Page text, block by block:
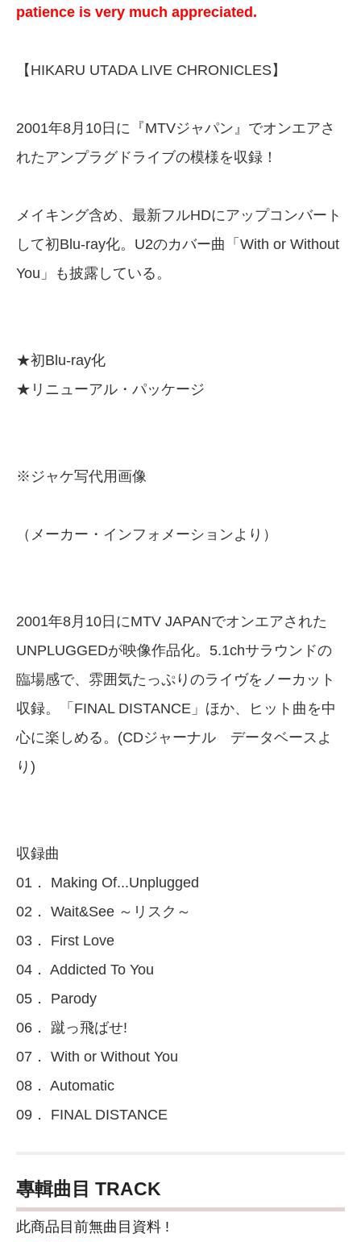
patience is very much appreciated.
【HIKARU UTADA LIVE CHRONICLES】
2001年8月10日に『MTVジャパン』でオンエアさ
れたアンプラグドライブの模様を収録！
メイキング含め、最新フルHDにアップコンバート
して初Blu-ray化。U2のカバー曲「With or Without
You」も披露している。
★初Blu-ray化
★リニューアル・パッケージ
※ジャケ写代用画像
（メーカー・インフォメーションより）
2001年8月10日にMTV JAPANでオンエアされた
UNPLUGGEDが映像作品化。5.1chサラウンドの
臨場感で、雰囲気たっぷりのライヴをノーカット
収録。「FINAL DISTANCE」ほか、ヒット曲を中
心に楽しめる。(CDジャーナル データベースよ
り)
収録曲
01． Making Of...Unplugged
02． Wait&See ～リスク～
03． First Love
04． Addicted To You
05． Parody
06． 蹴っ飛ばせ!
07． With or Without You
08． Automatic
09． FINAL DISTANCE
專輯曲目 TRACK
此商品目前無曲目資料 !